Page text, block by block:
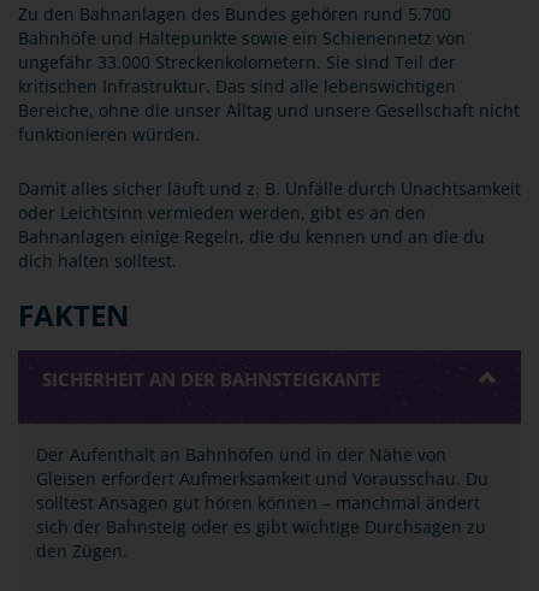
Zu den Bahnanlagen des Bundes gehören rund 5.700
Bahnhöfe und Haltepunkte sowie ein Schienennetz von
ungefähr 33.000 Streckenkolometern. Sie sind Teil der
kritischen Infrastruktur. Das sind alle lebenswichtigen
Bereiche, ohne die unser Alltag und unsere Gesellschaft nicht
funktionieren würden.
Damit alles sicher läuft und z. B. Unfälle durch Unachtsamkeit
oder Leichtsinn vermieden werden, gibt es an den
Bahnanlagen einige Regeln, die du kennen und an die du
dich halten solltest.
FAKTEN
SICHERHEIT AN DER BAHNSTEIGKANTE
Der Aufenthalt an Bahnhöfen und in der Nähe von
Gleisen erfordert Aufmerksamkeit und Vorausschau. Du
solltest Ansagen gut hören können – manchmal ändert
sich der Bahnsteig oder es gibt wichtige Durchsagen zu
den Zügen.